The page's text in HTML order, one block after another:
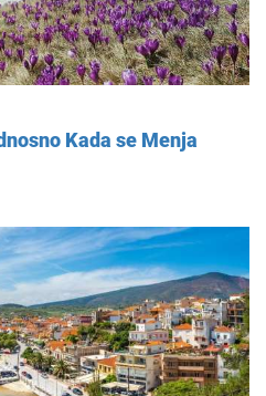
Kada se Menja